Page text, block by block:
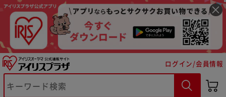
ログイン/会員情報